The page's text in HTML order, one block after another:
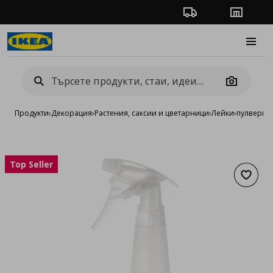
Проследяване на
Camera
Продукти›Декорация›Растения, саксии и цветарници›Лейки›
Top Seller